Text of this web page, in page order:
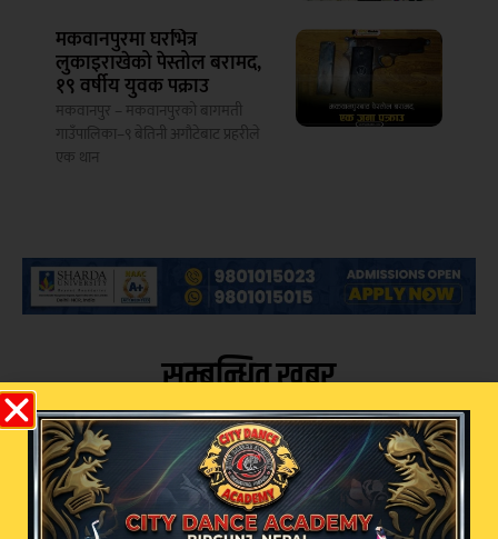
मकवानपुरमा घरभित्र
लुकाइराखेको पेस्तोल बरामद,
१९ वर्षीय युवक पक्राउ
मकवानपुर – मकवानपुरको बागमती
गाउँपालिका–९ बेतिनी अगौटेबाट प्रहरीले
एक थान
सम्बन्धित खबर